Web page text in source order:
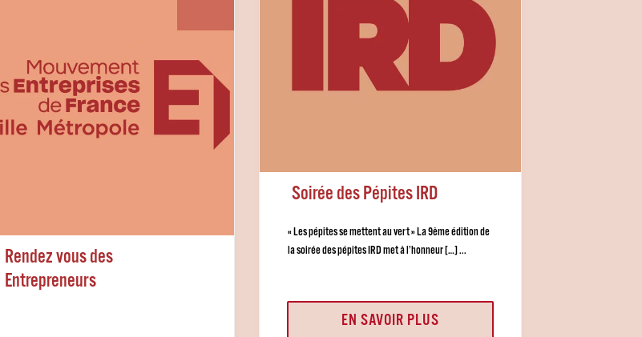
Soirée des Pépites IRD
« Les pépites se mettent au vert » La 9ème édition de
la soirée des pépites IRD met à l’honneur […] ...
EN SAVOIR PLUS
Rendez vous des
Entrepreneurs